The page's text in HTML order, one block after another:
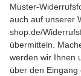
Muster-
auch auf unserer
shop.de/
übermitteln.
werden wir Ihnen
über den